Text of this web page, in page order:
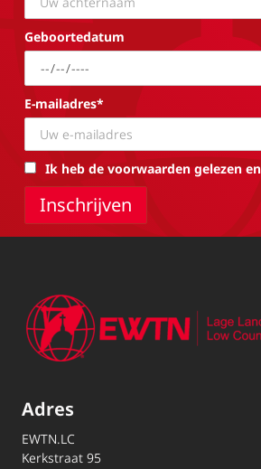
Geboortedatum
E-mailadres*
Ik heb de voorwaarden gelezen
Adres
EWTN.LC
Kerkstraat 95